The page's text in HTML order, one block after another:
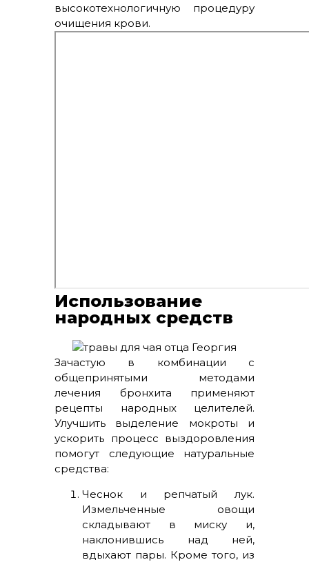
высокотехнологичную процедуру
очищения крови.
Использование
народных средств
Зачастую в комбинации с
общепринятыми методами
лечения бронхита применяют
рецепты народных целителей.
Улучшить выделение мокроты и
ускорить процесс выздоровления
помогут следующие натуральные
средства:
Чеснок и репчатый лук.
Измельченные овощи
складывают в миску и,
наклонившись над ней,
вдыхают пары. Кроме того, из